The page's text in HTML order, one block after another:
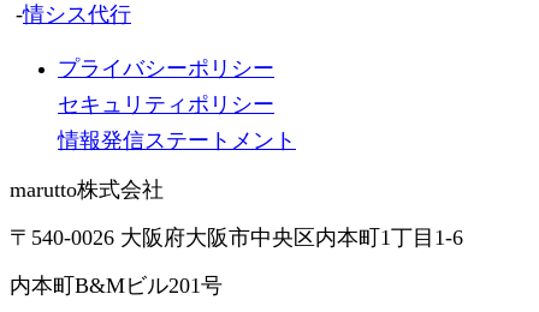
-情シス代行
プライバシーポリシー
セキュリティポリシー
情報発信ステートメント
marutto株式会社
〒540-0026 大阪府大阪市中央区内本町1丁目1-6
内本町B&Mビル201号